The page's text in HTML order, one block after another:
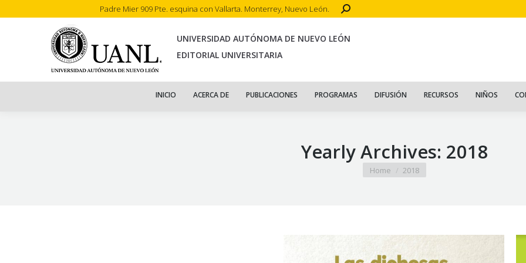
Padre Mier 909 Pte. esquina con Vallarta. Monterrey, Nuevo León. Search:
UNIVERSIDAD AUTÓNOMA DE NUEVO LEÓN
EDITORIAL UNIVERSITARIA
INICIO ACERCA DE PUBLICACIONES PROGRAMAS DIFUSIÓN RECURSOS NIÑOS
Yearly Archives: 2018
You are here:
Home 2018
INICIO ACERCA DE PUBLICACIONES PROGRAMAS DIFUSIÓN